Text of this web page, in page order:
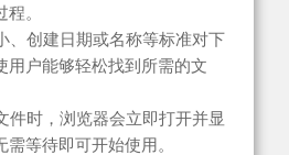
。
、创建日期或名称等标准对下
用户能够轻松找到所需的文
件时，浏览器会立即打开并显
等待即可开始使用。